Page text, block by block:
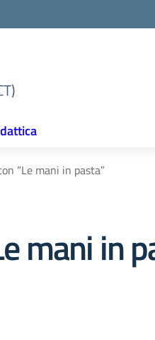
“Le mani in pasta”
mani in